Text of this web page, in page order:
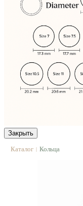
Закрыть
Каталог | Кольца